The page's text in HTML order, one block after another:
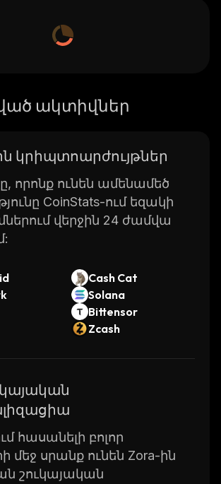
ակտիվներ
կրիպտոարժույթներ
որոնք ունեն ամենամեծ
CoinStats-ում եզակի
վերջին 24 ժամվա
Cash Cat
Solana
Bittensor
Zcash
հասանելի բոլոր
մեջ սրանք ունեն Zora-ին
շուկայական